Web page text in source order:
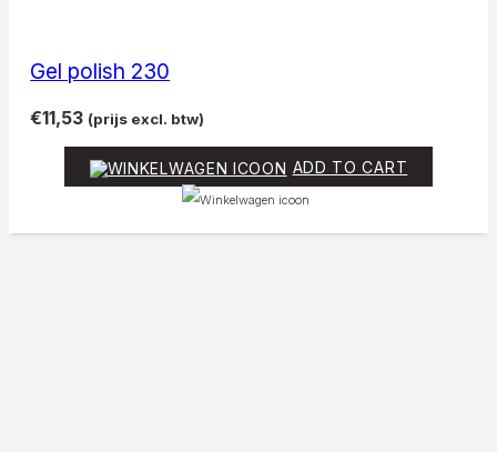
Gel polish 230
€11,53 (prijs excl. btw)
ADD TO CART